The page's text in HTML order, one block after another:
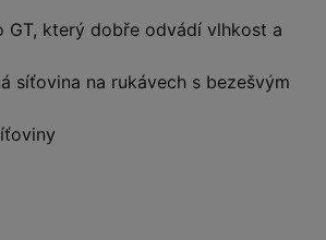
GT, který dobře odvádí vlhkost a
síťovina na rukávech s bezešvým